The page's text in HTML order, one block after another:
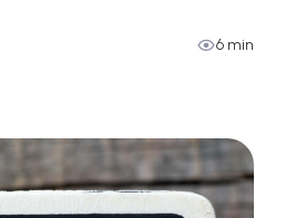
6 min